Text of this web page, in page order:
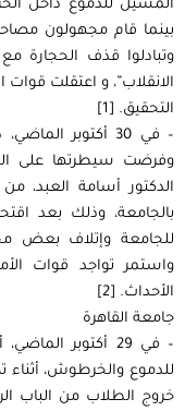
المسيل للدموع داخل
بينما قام مجهولون
وتبادلوا قذف الحجارة
التحقيق. [1]
– في 30 أكتوبر
وفرضت سيطرتها على
الدكتور أسامة العبد،
بالجامعة، وذلك بعد
واستمر تواجد قوات
الأحداث. [2]
جامعة القاهرة
– في 29 أكتوبر
للدموع والخرطوش، أثناء
خروج الطلاب من الباب